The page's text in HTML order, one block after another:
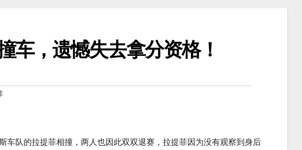
车，遗憾失去拿分资格！
车队的拉提菲相撞，两人也因此双双退赛，拉提菲因为没有观察到身后